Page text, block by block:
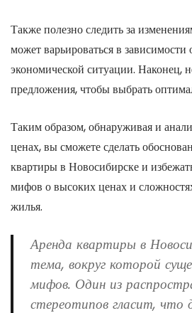
Также полезно следить за
может варьироваться в зависимости
экономической ситуации. Наконец,
предложения, чтобы выбрать
Таким образом, обнаруживая и
ценах, вы сможете сделать
квартиры в Новосибирске и
мифов о высоких ценах и
жилья.
Аренда квартиры в
тема, вокруг которой
мифов. Один из
стереотипов гласит, что